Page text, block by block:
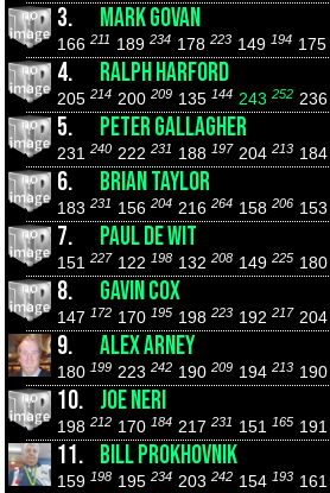
3. MARK GOVAN
166 211 189 234 178 223 149 194 175
4. RALPH HARFORD
205 214 200 209 135 144 243 252 236
5. PETER GALLAGHER
231 240 222 231 188 197 204 213 184
6. BRIAN TAYLOR
183 231 156 204 216 264 158 206 153
7. PAUL DE WIT
151 227 122 198 132 208 149 225 180
8. GAVIN COX
147 172 170 195 198 223 192 217 204
9. ALEX ARNEY
180 199 223 242 190 209 194 213 190
10. JOE NERI
198 212 170 184 217 231 151 165 191
11. BILL PROKHOVNIK
159 198 195 234 203 242 154 193 161